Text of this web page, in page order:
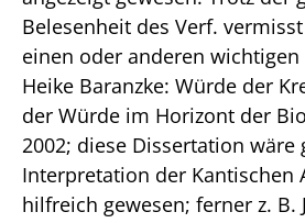
Belesenheit des Verf.
einen oder anderen wichtigen
Heike Baranzke: Würde der
der Würde im Horizont der
2002; diese Dissertation wäre
Interpretation der Kantischen
hilfreich gewesen; ferner z. B.